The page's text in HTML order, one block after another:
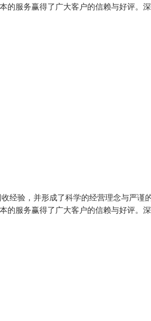
的服务赢得了广大客户的信赖与好评。
经验，并形成了科学的经营理念与严谨
的服务赢得了广大客户的信赖与好评。